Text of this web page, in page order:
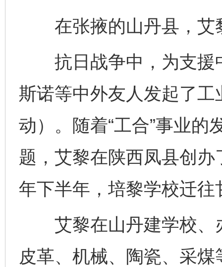
在张掖的山丹县，艾
抗日战争中，为支援
斯诺等中外友人发起了工
动）。随着“工合”事业的
题，艾黎在陕西凤县创
年下半年，培黎学校迁往
艾黎在山丹建学校、
皮革、机械、陶瓷、采